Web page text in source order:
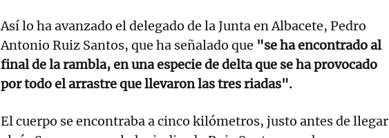
Así lo ha avanzado el delegado de la Junta en Albacete, Pedro
Antonio Ruiz Santos, que ha señalado que "se ha encontrado al
final de la rambla, en una especie de delta que se ha provocado
por todo el arrastre que llevaron las tres riadas".
El cuerpo se encontraba a cinco kilómetros, justo antes de llegar